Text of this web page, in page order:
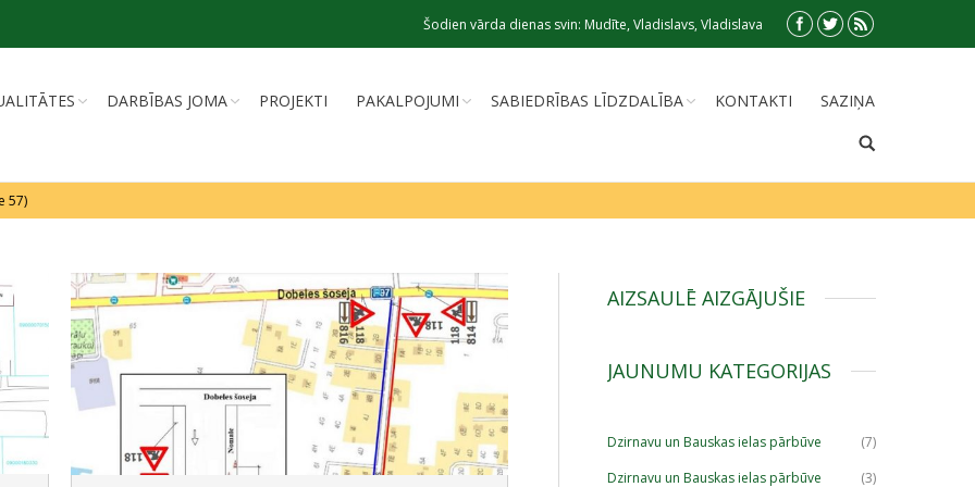
Šodien vārda dienas svin: Mudīte, Vladislavs, Vladislava
DARBĪBAS JOMA PROJEKTI PAKALPOJUMI SABIEDRĪBAS LĪDZDALĪBA KONTAKTI SAZIŅA
57)
AIZSAULĒ AIZGĀJUŠIE
JAUNUMU KATEGORIJAS
Dzirnavu un Bauskas ielas pārbūve
(7)
Dzirnavu un Bauskas ielas pārbūve
(3)